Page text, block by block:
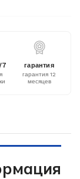
7 гарантия
гарантия 12
месяцев